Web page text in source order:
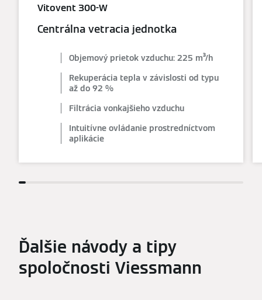
Vitovent 300-W
Centrálna vetracia jednotka
Objemový prietok vzduchu: 225 m³/h
Rekuperácia tepla v závislosti od typu
až do 92 %
Filtrácia vonkajšieho vzduchu
Intuitívne ovládanie prostredníctvom
aplikácie
Ďalšie návody a tipy
spoločnosti Viessmann